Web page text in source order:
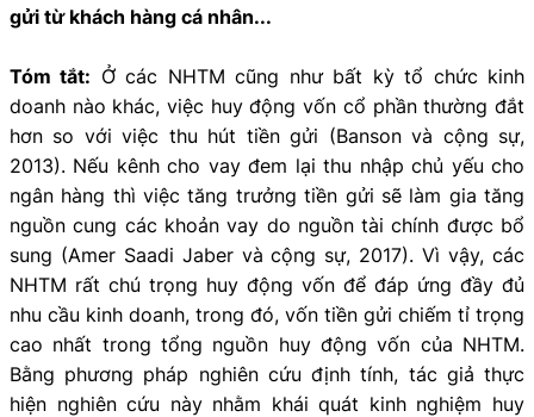
gửi từ khách hàng cá nhân...
Tóm tắt: Ở các NHTM cũng như bất kỳ tổ chức kinh
doanh nào khác, việc huy động vốn cổ phần thường đắt
hơn so với việc thu hút tiền gửi (Banson và cộng sự,
2013). Nếu kênh cho vay đem lại thu nhập chủ yếu cho
ngân hàng thì việc tăng trưởng tiền gửi sẽ làm gia tăng
nguồn cung các khoản vay do nguồn tài chính được bổ
sung (Amer Saadi Jaber và cộng sự, 2017). Vì vậy, các
NHTM rất chú trọng huy động vốn để đáp ứng đầy đủ
nhu cầu kinh doanh, trong đó, vốn tiền gửi chiếm tỉ trọng
cao nhất trong tổng nguồn huy động vốn của NHTM.
Bằng phương pháp nghiên cứu định tính, tác giả thực
hiện nghiên cứu này nhằm khái quát kinh nghiệm huy